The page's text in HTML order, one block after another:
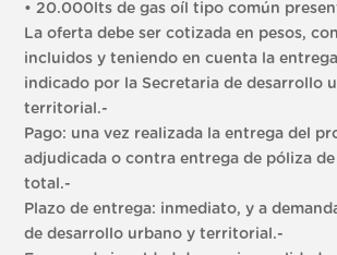
• 20.000lts de gas oíl tipo común
La oferta debe ser cotizada en pesos,
incluidos y teniendo en cuenta la
indicado por la Secretaria de desarrollo
territorial.-
Pago: una vez realizada la entrega del
adjudicada o contra entrega de póliza
total.-
Plazo de entrega: inmediato, y a
de desarrollo urbano y territorial.-